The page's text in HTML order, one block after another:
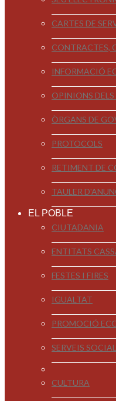
CARTES DE
CONTRACTES,
INFORMACIÓ
OPINIONS
ÒRGANS DE
PROTOCOLS
RETIMENT DE
TAULER
EL POBLE
CIUTADANIA
ENTITATS
FESTES I FIRES
IGUALTAT
PROMOCIÓ
SERVEIS
CULTURA